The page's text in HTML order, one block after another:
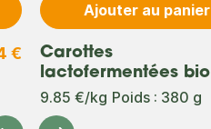
€
Ajouter au panier
Carottes
lactofermentées bio
9.85 €/kg Poids : 380 g